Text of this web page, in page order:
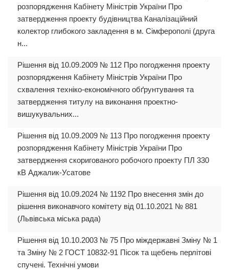
розпорядження Кабінету Міністрів України Про
затвердження проекту будівництва Каналізаційний
колектор глибокого закладення в м. Сімферополі (друга
н...
Рішення від 10.09.2009 № 112 Про погодження проекту
розпорядження Кабінету Міністрів України Про
схвалення техніко-економічного обґрунтування та
затвердження титулу на виконання проектно-
вишукувальних...
Рішення від 10.09.2009 № 113 Про погодження проекту
розпорядження Кабінету Міністрів України Про
затвердження скоригованого робочого проекту ПЛ 330
кВ Аджалик-Усатове
Рішення від 10.09.2024 № 1192 Про внесення змін до
рішення виконавчого комітету від 01.10.2021 № 881
(Львівська міська рада)
Рішення від 10.10.2003 № 75 Про міждержавні Зміну № 1
та Зміну № 2 ГОСТ 10832-91 Пісок та щебень перлітові
спучені. Технічні умови